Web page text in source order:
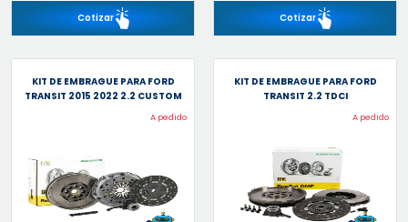
Cotizar Cotizar
KIT DE EMBRAGUE PARA FORD
TRANSIT 2015 2022 2.2 CUSTOM
A pedido
KIT DE EMBRAGUE PARA FORD
TRANSIT 2.2 TDCI
A pedido